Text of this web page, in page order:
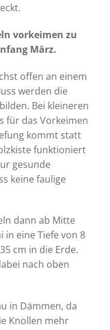
vorkeimen zu
März.
offen an einem
werden die
Bei kleineren
für das Vorkeimen
kommt statt
funktioniert
gesunde
keine faulige
dann ab Mitte
in eine Tiefe von 8
cm in die Erde.
nach oben
in Dämmen, da
Knollen mehr